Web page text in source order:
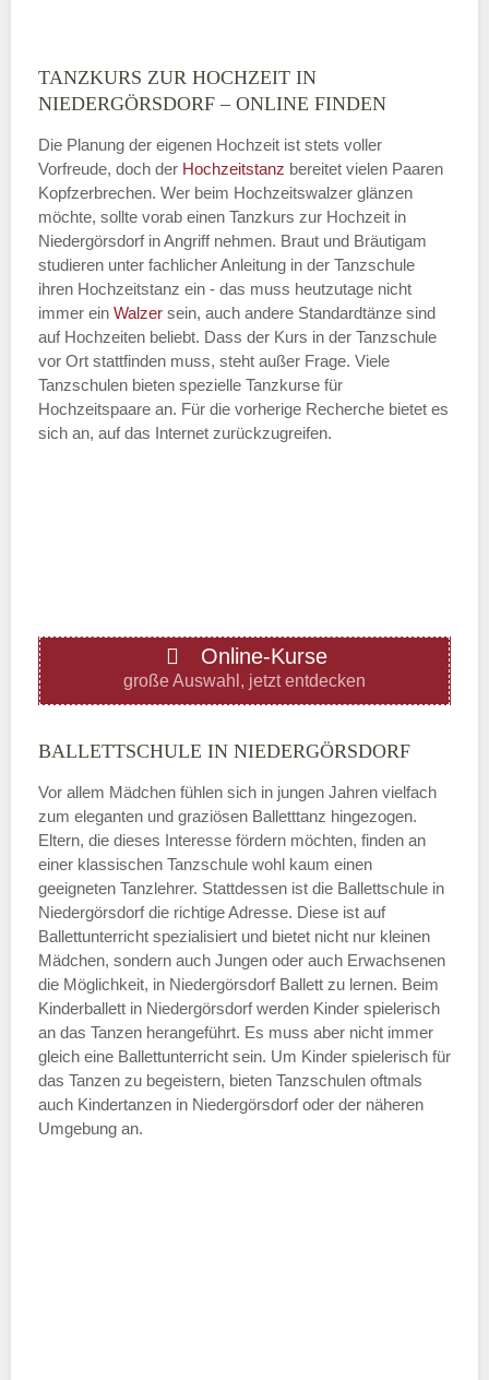
Montag
—
ÖFFNUNGSZEITEN HINZUFÜGEN
Dienstag
—
ÖFFNUNGSZEITEN HINZUFÜGEN
Donnerstag
—
ÖFFNUNGSZEITEN HINZUFÜGEN
Freitag
—
ÖFFNUNGSZEITEN HINZUFÜGEN
Samstag
TANZKURS ZUR HOCHZEIT IN
NIEDERGÖRSDORF – ONLINE FINDEN
Die Planung der eigenen Hochzeit ist stets voller
Vorfreude, doch der Hochzeitstanz bereitet vielen Paaren
Kopfzerbrechen. Wer beim Hochzeitswalzer glänzen
möchte, sollte vorab einen Tanzkurs zur Hochzeit in
Niedergörsdorf in Angriff nehmen. Braut und Bräutigam
studieren unter fachlicher Anleitung in der Tanzschule
ihren Hochzeitstanz ein - das muss heutzutage nicht
immer ein Walzer sein, auch andere Standardtänze sind
auf Hochzeiten beliebt. Dass der Kurs in der Tanzschule
vor Ort stattfinden muss, steht außer Frage. Viele
Tanzschulen bieten spezielle Tanzkurse für
Hochzeitspaare an. Für die vorherige Recherche bietet es
sich an, auf das Internet zurückzugreifen.
Online-Kurse
große Auswahl, jetzt entdecken
BALLETTSCHULE IN NIEDERGÖRSDORF
Vor allem Mädchen fühlen sich in jungen Jahren vielfach
zum eleganten und graziösen Balletttanz hingezogen.
Eltern, die dieses Interesse fördern möchten, finden an
einer klassischen Tanzschule wohl kaum einen
geeigneten Tanzlehrer. Stattdessen ist die Ballettschule in
Niedergörsdorf die richtige Adresse. Diese ist auf
Ballettunterricht spezialisiert und bietet nicht nur kleinen
Mädchen, sondern auch Jungen oder auch Erwachsenen
die Möglichkeit, in Niedergörsdorf Ballett zu lernen. Beim
Kinderballett in Niedergörsdorf werden Kinder spielerisch
an das Tanzen herangeführt. Es muss aber nicht immer
gleich eine Ballettunterricht sein. Um Kinder spielerisch für
das Tanzen zu begeistern, bieten Tanzschulen oftmals
auch Kindertanzen in Niedergörsdorf oder der näheren
Umgebung an.